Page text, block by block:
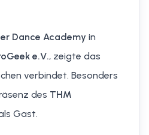
Dance Academy in
e.V., zeigte das
verbindet. Besonders
des THM
Gast.